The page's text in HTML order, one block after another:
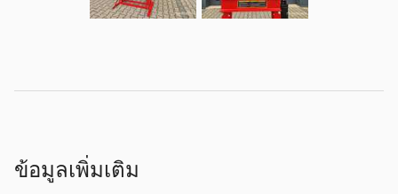
ข้อมูลเพิ่มเติม